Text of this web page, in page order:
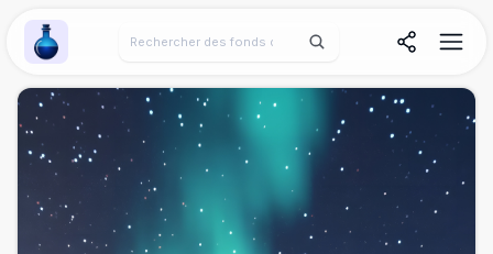
Wallpaper Alchemy